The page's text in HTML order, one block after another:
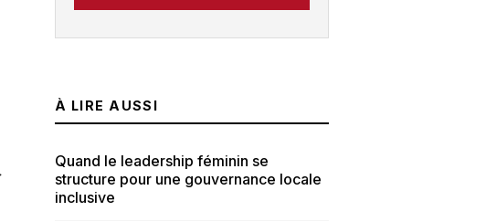
À LIRE AUSSI
Quand le leadership féminin se
structure pour une gouvernance locale
inclusive